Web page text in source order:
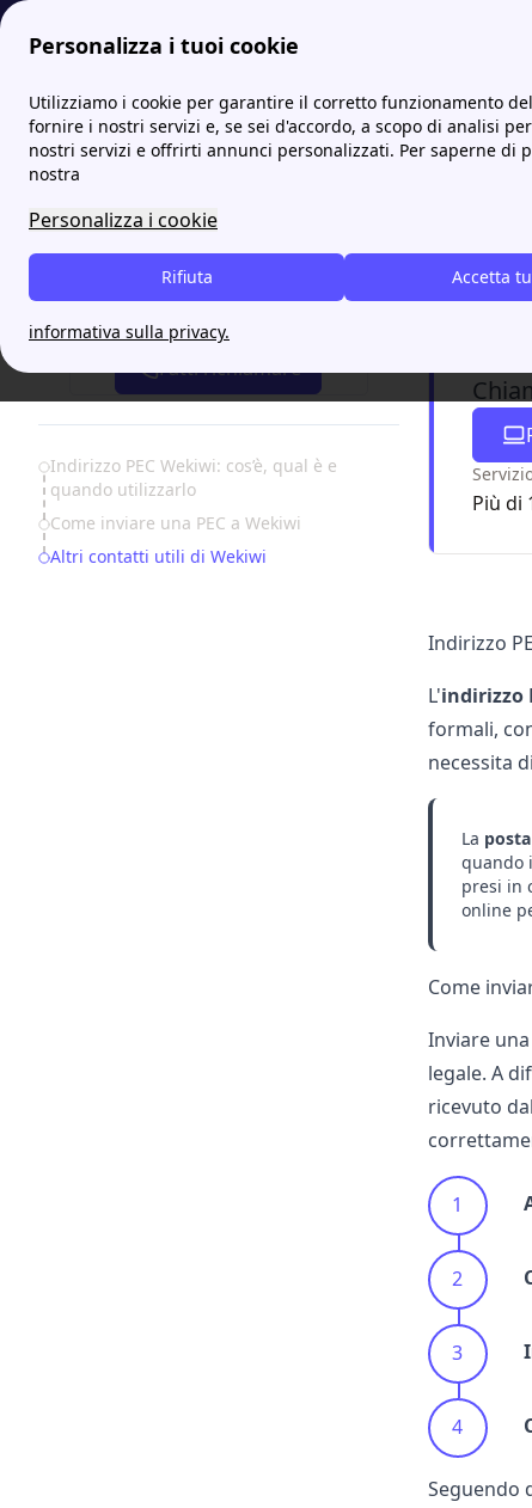
Personalizza i tuoi cookie
Utilizziamo i cookie per garantire il corretto funzionamento
fornire i nostri servizi e, se sei d'accordo, a scopo di analisi
nostri servizi e offrirti annunci personalizzati. Per saperne di
nostra
Personalizza i cookie
Accetta
Rifiuta
informativa sulla privacy.
Papernest.it MoreWekiwi PEC Wekiwi: indirizzo e guida
Fatti richiamare
Table of Contents
Indirizzo PEC Wekiwi: cos’è, qual è e
quando utilizzarlo
Come inviare una PEC a Wekiwi
Altri contatti utili di Wekiwi
PEC
Hai
lo
quando
numero
Più di
Indirizzo
L'indirizzo
formali,
necessita
La
quando
presi in
online
Come
Inviare una
legale. A
ricevuto
Seguendo